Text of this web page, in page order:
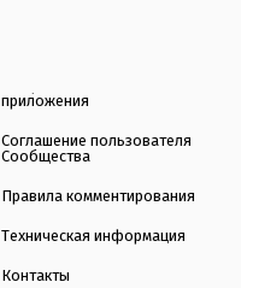
приложения
Соглашение пользователя
Сообщества
Правила комментирования
Техническая информация
Контакты